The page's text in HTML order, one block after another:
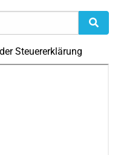
Steuererklärung